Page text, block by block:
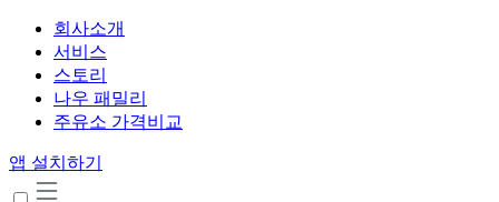
회사소개
서비스
스토리
나우 패밀리
주유소 가격비교
앱 설치하기